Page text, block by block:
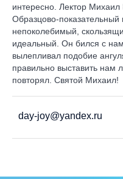
интересно. Лектор Михаил
Образцово-показательный
непоколебимый,
идеальный. Он бился с
вылепливал подобие
правильно выставить нам
повторял. Святой Михаил!
day-joy@yandex.ru